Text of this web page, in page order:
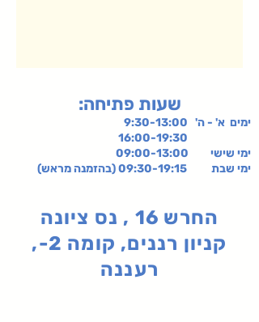
:שעות פתיחה
ימים א' - ה' 9:30-13:00
ימי שישי 09:00-13:00
ימי שבת 09:30-19:15 (בהזמנה מראש)
החרש 16 , נס ציונה
קניון רננים, קומה 2-,
רעננה